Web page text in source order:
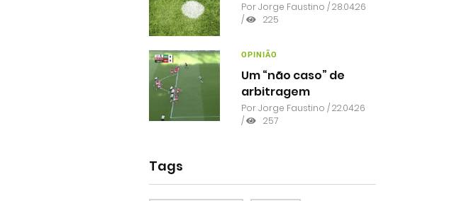
PorJorge Faustino / 28.04.26
/
225
OPINIÃO
Um “não caso” de
arbitragem
PorJorge Faustino / 22.04.26
/
257
Tags